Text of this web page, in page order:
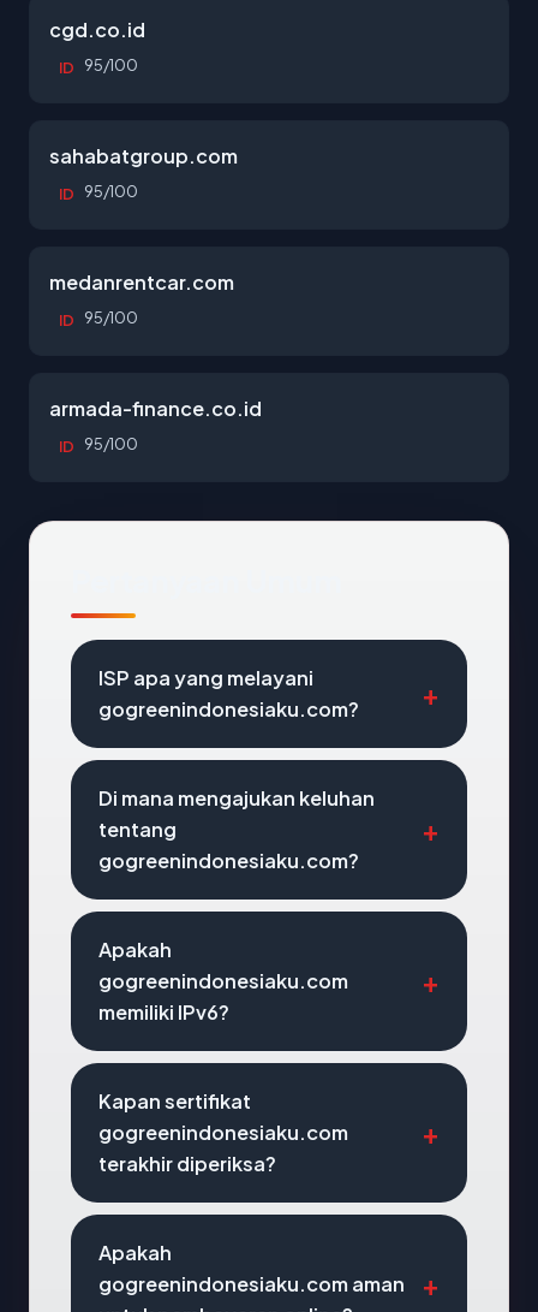
cgd.co.id
ID 95/100
sahabatgroup.com
ID 95/100
medanrentcar.com
ID 95/100
armada-finance.co.id
ID 95/100
ISP apa yang melayani
gogreenindonesiaku.com?
Di mana mengajukan keluhan
tentang
gogreenindonesiaku.com?
Apakah
gogreenindonesiaku.com
memiliki IPv6?
Kapan sertifikat
gogreenindonesiaku.com
terakhir diperiksa?
Apakah
gogreenindonesiaku.com aman